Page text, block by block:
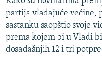
partija vladajuće većine,
sastanku saopštio svoje
prema kojem bi u Vladi
dosadašnjih 12 i tri